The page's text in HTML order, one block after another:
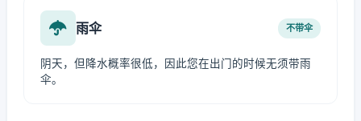
雨伞 不带伞
阴天，但降水概率很低，因此您在出门的时候无须带雨
伞。